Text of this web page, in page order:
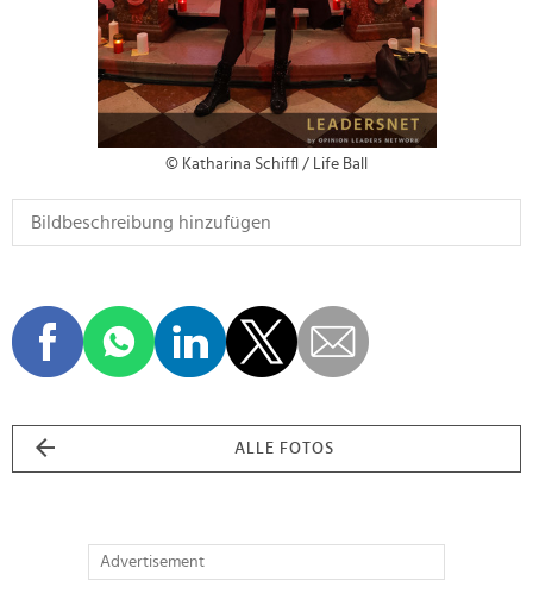
© Katharina Schiffl / Life Ball
ALLE FOTOS
Advertisement